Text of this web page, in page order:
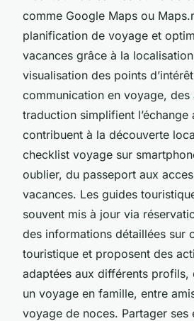
comme Google Maps ou
planification de voyage et
vacances grâce à la
visualisation des points
communication en voyage,
traduction simplifient
contribuent à la découverte
checklist voyage sur
oublier, du passeport aux
vacances. Les guides
souvent mis à jour via
des informations détaillées sur
touristique et proposent des
adaptées aux différents profils,
un voyage en famille, entre
voyage de noces. Partager ses